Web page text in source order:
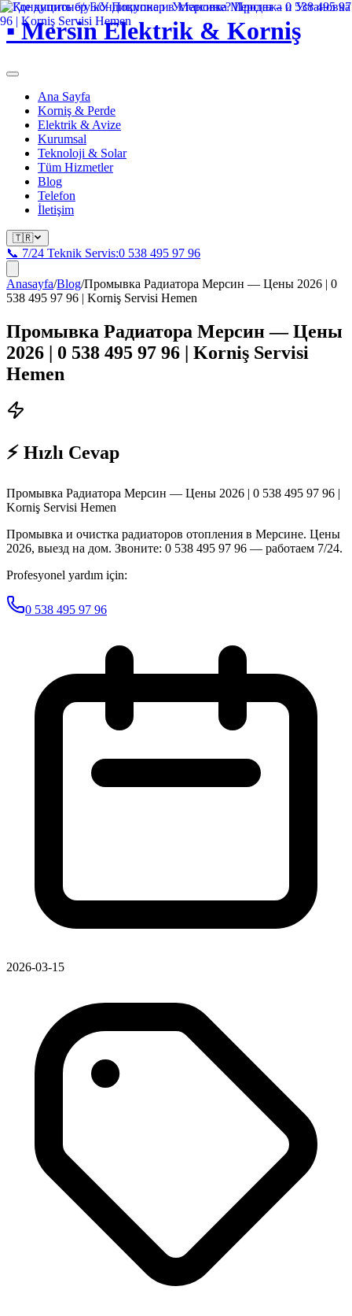
▪Mersin Elektrik & Korniş
Ana Sayfa
Korniş & Perde
Elektrik & Avize
Kurumsal
Teknoloji & Solar
Tüm Hizmetler
Blog
Telefon
İletişim
🇹🇷
📞 7/24 Teknik Servis:0 538 495 97 96
Anasayfa/Blog/Промывка Радиатора Мерсин — Цены 2026 | 0
538 495 97 96 | Korniş Servisi Hemen
Промывка Радиатора Мерсин — Цены
2026 | 0 538 495 97 96 | Korniş Servisi
Hemen
⚡ Hızlı Cevap
Промывка Радиатора Мерсин — Цены 2026 | 0 538 495 97 96 |
Korniş Servisi Hemen
Промывка и очистка радиаторов отопления в Мерсине. Цены
2026, выезд на дом. Звоните: 0 538 495 97 96 — работаем 7/24.
Profesyonel yardım için:
0 538 495 97 96
2026-03-15